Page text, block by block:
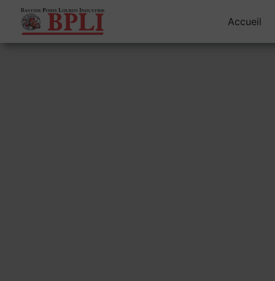
Accueil
Panneau de gestion des cookies